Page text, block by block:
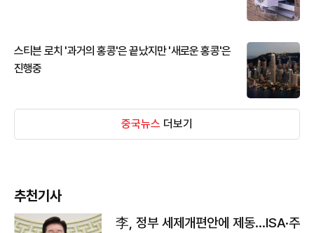
스티븐 로치 '과거의 홍콩'은 끝났지만 '새로운 홍콩'은
진행중
중국뉴스 더보기
추천기사
李, 정부 세제개편안에 제동…ISA·주